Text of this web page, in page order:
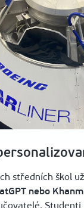
středních škol
nebo
Studenti